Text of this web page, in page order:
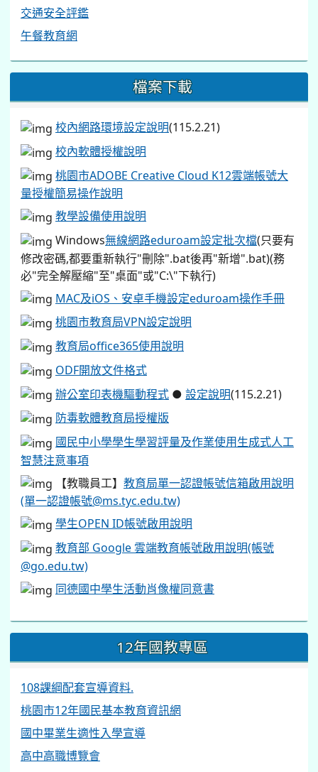
交通安全評鑑
午餐教育網
檔案下載
校內網路環境設定說明(115.2.21)
校內軟體授權說明
桃園市ADOBE Creative Cloud K12雲端帳號大
量授權簡易操作說明
教學設備使用說明
Windows無線網路eduroam設定批次檔(只要有
修改密碼,都要重新執行"刪除".bat後再"新增".bat)(務
必"完全解壓縮"至"桌面"或"C:\"下執行)
MAC及iOS、安卓手機設定eduroam操作手冊
桃園市教育局VPN設定說明
教育局office365使用說明
ODF開放文件格式
辦公室印表機驅動程式 ● 設定說明(115.2.21)
防毒軟體教育局授權版
國民中小學學生學習評量及作業使用生成式人工
智慧注意事項
【教職員工】 教育局單一認證帳號信箱啟用說明
(單一認證帳號@ms.tyc.edu.tw)
學生OPEN ID帳號啟用說明
教育部 Google 雲端教育帳號啟用說明(帳號
@go.edu.tw)
同德國中學生活動肖像權同意書
12年國教專區
108課綱配套宣導資料.
桃園市12年國民基本教育資訊網
國中畢業生適性入學宣導
高中高職博覽會